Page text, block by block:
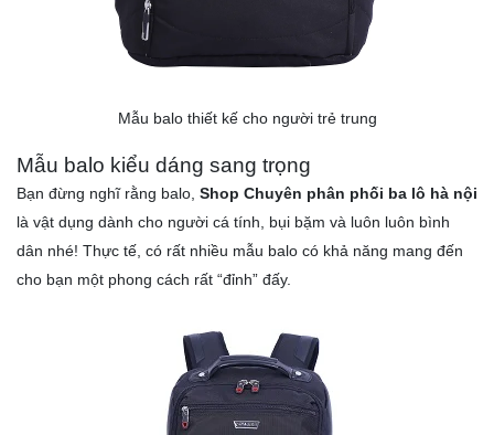
Mẫu balo thiết kế cho người trẻ trung
Mẫu balo kiểu dáng sang trọng
Bạn đừng nghĩ rằng balo Shop Chuyên phân phối ba lô hà nội
là vật dụng dành cho người cá tính, bụi bặm và luôn luôn bình
dân nhé! Thực tế, có rất nhiều mẫu balo có khả năng mang đến
cho bạn một phong cách rất “đỉnh” đấy.